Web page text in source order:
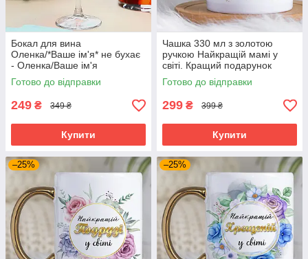
Бокал для вина
Оленка/*Ваше ім'я* не бухає
- Оленка/Ваше ім'я
відпочиває, 440 мл
Готово до відправки
249 ₴ 349 ₴
Купити
Чашка 330 мл з золотою
ручкою Найкращій мамі у
світі. Кращий подарунок
мамі.
Готово до відправки
299 ₴ 399 ₴
Купити
–25% –25%